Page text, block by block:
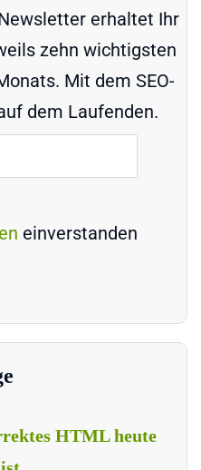
erhaltet Ihr
zehn wichtigsten
Mit dem SEO-
dem Laufenden.
einverstanden
HTML heute